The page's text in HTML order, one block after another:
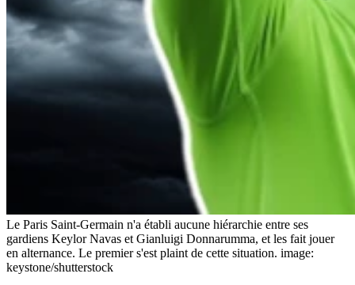
Le Paris Saint-Germain n'a établi aucune hiérarchie entre ses
gardiens Keylor Navas et Gianluigi Donnarumma, et les fait jouer
en alternance. Le premier s'est plaint de cette situation. image:
keystone/shutterstock